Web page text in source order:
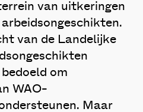
van uitkeringen
van de Landelijke
om
WAO-
Maar